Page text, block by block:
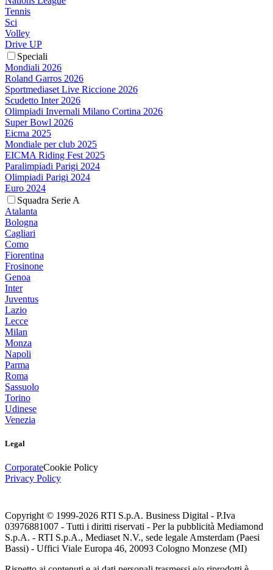
Tennis
Sci
Volley
Drive UP
Speciali
Mondiali 2026
Roland Garros 2026
Sportmediaset Live Riccione 2026
Scudetto Inter 2026
Olimpiadi Invernali Milano Cortina 2026
Super Bowl 2026
Eicma 2025
Mondiale per club 2025
EICMA Riding Fest 2025
Paralimpiadi Parigi 2024
Olimpiadi Parigi 2024
Euro 2024
Squadra Serie A
Atalanta
Bologna
Cagliari
Como
Fiorentina
Frosinone
Genoa
Inter
Juventus
Lazio
Lecce
Milan
Monza
Napoli
Parma
Roma
Sassuolo
Torino
Udinese
Venezia
Legal
CorporateCookie Policy
Privacy Policy
Copyright © 1999-2026 RTI S.p.A. Business Digital - P.Iva
03976881007 - Tutti i diritti riservati - Per la pubblicità Mediamond
S.p.A. - RTI S.p.A., Mediaset N.V., sede legale Amsterdam (Paesi
Bassi) - Uffici Viale Europa 46, 20093 Cologno Monzese (MI)